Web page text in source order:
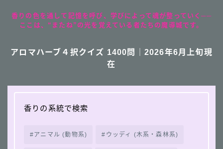
香りの色を通して記憶を呼び、学びによって魂が整っていく──
ここは、“またね”の光を覚えている者たちの魔導城です。
アロマハーブ４択クイズ 1400問｜2026年6月上旬現
在
香りの系統で検索
アニマル (動物系) ウッディ (木系・森林系)